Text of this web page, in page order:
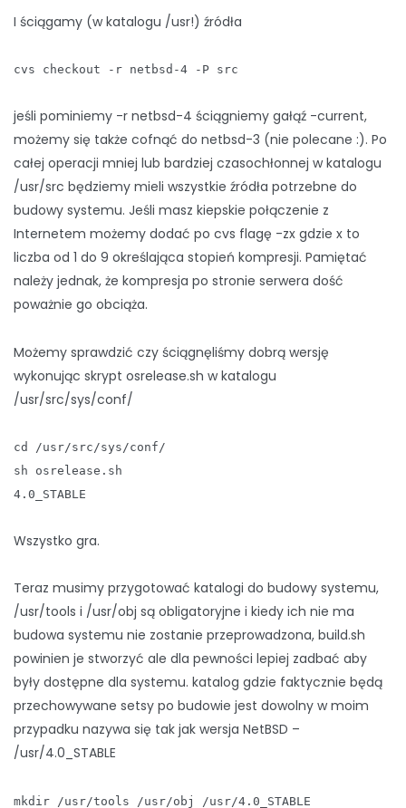
I ściągamy (w katalogu /usr!) źródła
cvs checkout -r netbsd-4 -P src
jeśli pominiemy -r netbsd-4 ściągniemy gałąź -current,
możemy się także cofnąć do netbsd-3 (nie polecane :). Po
całej operacji mniej lub bardziej czasochłonnej w katalogu
/usr/src będziemy mieli wszystkie źródła potrzebne do
budowy systemu. Jeśli masz kiepskie połączenie z
Internetem możemy dodać po cvs flagę -zx gdzie x to
liczba od 1 do 9 określająca stopień kompresji. Pamiętać
należy jednak, że kompresja po stronie serwera dość
poważnie go obciąża.
Możemy sprawdzić czy ściągnęliśmy dobrą wersję
wykonując skrypt osrelease.sh w katalogu
/usr/src/sys/conf/
cd /usr/src/sys/conf/
sh osrelease.sh
4.0_STABLE
Wszystko gra.
Teraz musimy przygotować katalogi do budowy systemu,
/usr/tools i /usr/obj są obligatoryjne i kiedy ich nie ma
budowa systemu nie zostanie przeprowadzona, build.sh
powinien je stworzyć ale dla pewności lepiej zadbać aby
były dostępne dla systemu. katalog gdzie faktycznie będą
przechowywane setsy po budowie jest dowolny w moim
przypadku nazywa się tak jak wersja NetBSD –
/usr/4.0_STABLE
mkdir /usr/tools /usr/obj /usr/4.0_STABLE